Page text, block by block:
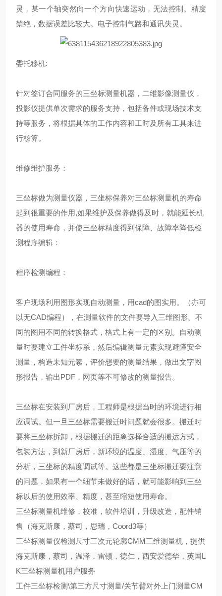
灵，某一个轴突然向一个方向快速运动，无法控制。精度
禁绝，数据误差比较大。电子控制气路和通讯失灵。
委托移机:
针对签订合同服务的三坐标测量机器，二维影像测量仪，
投影仪提供单次需求的服务支持，包括备件或现场技术支
持等服务，将根据具体的工作内容和工时及所有工具来进
行核算。
维修维护服务：
三坐标做为测量仪器，三坐标保养对三坐标测量机的寿命
起到很重要的作用,如果维护及保养做得及时，就能延长机
器的使用寿命，并使三坐标精度得到保障、故障率降低检
测程序编辑：
程序检测编程：
客户现场利用图形实现自动测量，用cad的图实用。（亦可
以无CAD编程），在测量软件的文件要导入三维图形。不
同的图用不同的转换格式，格式上有一定的区别。自动测
量时要建立工件坐标系，然后编辑测量元素实现避障安全
测量，构造未知元素，评价想要的测量结果，做出文字图
形报告，输出PDF，网页等不可修改的测量报告。
三坐标在安装到厂房后，工程师是根据当时的环境进行相
应调试。但一旦三坐标需要搬迁时问题就会很多。搬迁时
要将三坐标拆卸，根据搬迁的距离选择合适的搬运方式，
包装方法，到新厂房后，新环境的温度、湿度、气压等的
分析，三坐标的精度调试等。这些都是三坐标搬迁要注意
的问题，如果有一个细节未做好的话，就可能影响到三坐
标以后的使用效率、精度，甚至缩短使用寿命。
三坐标测量机维修，校准，软件培训，升级改造，配件销
售（海克斯康，蔡司，思瑞，Coord3等）
三坐标测量仪检测尺寸三次元轮廓CMM三维测量机，提供
海克斯康，蔡司，温泽，雷顿，德仁，西安爱德华，英国L
K三坐标测量机用户服务
工件三坐标检测\第三方尺寸测量/关节臂对外上门测量CM